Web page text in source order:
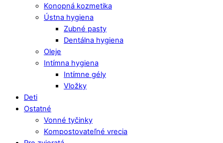
Konopná kozmetika
Ústna hygiena
Zubné pasty
Dentálna hygiena
Oleje
Intímna hygiena
Intímne gély
Vložky
Deti
Ostatné
Vonné tyčinky
Kompostovateľné vrecia